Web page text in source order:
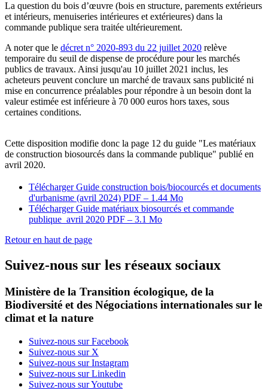
La question du bois d’œuvre (bois en structure, parements extérieurs
et intérieurs, menuiseries intérieures et extérieures) dans la
commande publique sera traitée ultérieurement.
A noter que le décret n° 2020-893 du 22 juillet 2020 relève
temporaire du seuil de dispense de procédure pour les marchés
publics de travaux. Ainsi jusqu'au 10 juillet 2021 inclus, les
acheteurs peuvent conclure un marché de travaux sans publicité ni
mise en concurrence préalables pour répondre à un besoin dont la
valeur estimée est inférieure à 70 000 euros hors taxes, sous
certaines conditions.
Cette disposition modifie donc la page 12 du guide "Les matériaux
de construction biosourcés dans la commande publique" publié en
avril 2020.
Télécharger Guide construction bois/biocourcés et documents
d'urbanisme (avril 2024) PDF – 1.44 Mo
Télécharger Guide matériaux biosourcés et commande
publique_avril 2020 PDF – 3.1 Mo
Retour en haut de page
Suivez-nous sur les réseaux sociaux
Ministère de la Transition écologique, de la
Biodiversité et des Négociations internationales sur le
climat et la nature
Suivez-nous sur Facebook
Suivez-nous sur X
Suivez-nous sur Instagram
Suivez-nous sur Linkedin
Suivez-nous sur Youtube